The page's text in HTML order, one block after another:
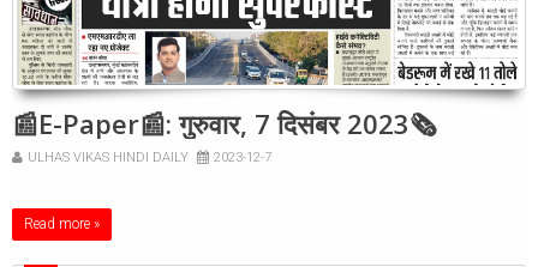
📰E-Paper📰: गुरुवार, 7 दिसंबर 2023🗞
ULHAS VIKAS HINDI DAILY 2023-12-7
Read more »